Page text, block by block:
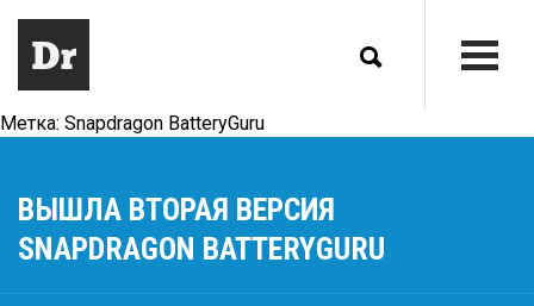
Метка: Snapdragon BatteryGuru
ВЫШЛА ВТОРАЯ ВЕРСИЯ
SNAPDRAGON BATTERYGURU